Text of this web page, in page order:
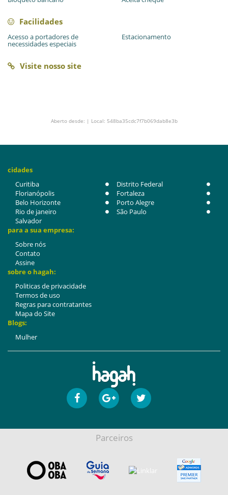
Facilidades
Acesso a portadores de
necessidades especiais
Estacionamento
Visite nosso site
Aberto desde: | Local: 548ba35cdc7f7b069dab8e3b
cidades
Curitiba
Distrito Federal
Florianópolis
Fortaleza
Belo Horizonte
Porto Alegre
Rio de janeiro
São Paulo
Salvador
para a sua empresa:
Sobre nós
Contato
Assine
sobre o hagah:
Politicas de privacidade
Termos de uso
Regras para contratantes
Mapa do Site
Blogs:
Mulher
Parceiros